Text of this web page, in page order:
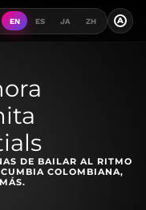
EN ES JA ZH A
DE BAILAR AL RITMO
COLOMBIANA,